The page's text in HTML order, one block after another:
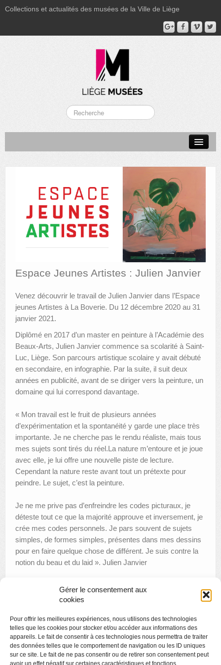
Gérer le consentement aux
cookies
Pour offrir les meilleures expériences, nous utilisons des technologies
telles que les cookies pour stocker et/ou accéder aux informations des
appareils. Le fait de consentir à ces technologies nous permettra de traiter
des données telles que le comportement de navigation ou les ID uniques
sur ce site. Le fait de ne pas consentir ou de retirer son consentement peut
avoir un effet négatif sur certaines caractéristiques et fonctions.
Collections et actualités des musées de la Ville de Liège
MUSÉE DU LUMINAIRE
FONDS PATRIMONIAUX
AUTRES LIEUX
PUBLICATIONS
LES APPELS À PROJETS
LE PORTAIL DES COLLECTIONS
Espace Jeunes Artistes : Julien Janvier
Venez découvrir le travail de Julien Janvier dans l’Espace
jeunes Artistes à La Boverie. Du 12 décembre 2020 au 31
janvier 2021.
Diplômé en 2017 d’un master en peinture à l’Académie des
Beaux-Arts, Julien Janvier commence sa scolarité à Saint-
Luc, Liège. Son parcours artistique scolaire y avait débuté
en secondaire, en infographie. Par la suite, il suit deux
années en publicité, avant de se diriger vers la peinture, un
domaine qui lui correspond davantage.
« Mon travail est le fruit de plusieurs années
d’expérimentation et la spontanéité y garde une place très
importante. Je ne cherche pas le rendu réaliste, mais tous
mes sujets sont tirés du réel.La nature m’entoure et je joue
avec elle, je lui offre une nouvelle piste de lecture.
Cependant la nature reste avant tout un prétexte pour
peindre. Le sujet, c’est la peinture.
Je ne me prive pas d’enfreindre les codes picturaux, je
déteste tout ce que la majorité approuve et inversement, je
crée mes codes personnels. Je pars souvent de sujets
simples, de formes simples, présentes dans mes dessins
pour en faire quelque chose de différent. Je suis contre la
notion du beau et du laid ». Julien Janvier
Animations plastiques en vidéo
FERMETURE TEMPORAIRE